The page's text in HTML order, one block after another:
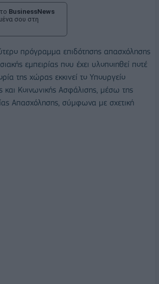
BusinessNews
σου στη
πρόγραμμα επιδότησης απασχόλησης
εμπειρίας που έχει υλοποιηθεί ποτέ
της χώρας εκκινεί το Υπουργείο
και Κοινωνικής Ασφάλισης, μέσω της
Απασχόλησης, σύμφωνα με σχετική